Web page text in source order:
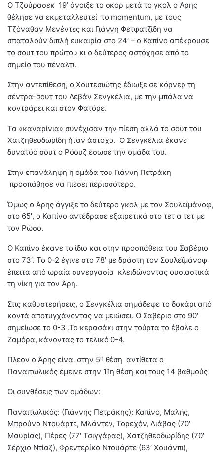
Ο Τζούρασεκ 19’ άνοιξε το σκορ μετά το γκολ ο Άρης
θέλησε να εκμεταλλευτεί το momentum, με τους
Τζόναθαν Μενέντες και Γιάννη Φετφατζίδη να
σπαταλούν διπλή ευκαιρία στο 24′ – ο Καπίνο απέκρουσε
το σουτ του πρώτου κι ο δεύτερος αστόχησε από το
σημείο του πέναλτι.
Στην αντεπίθεση, ο Χουτεσιώτης έδιωξε σε κόρνερ τη
σέντρα-σουτ του Λεβάν Σενγκέλια, με την μπάλα να
κοντράρει και στον Φατόρε.
Τα «καναρίνια» συνέχισαν την πίεση αλλά το σουτ του
Χατζηθεοδωρίδη ήταν άστοχο. Ο Σενγκέλια έκανε
δυνατόo σουτ ο Ρόουζ έσωσε την ομάδα του.
Στην επανάληψη η ομάδα του Γιάννη Πετράκη
προσπάθησε να πιέσει περισσότερο.
Όμως ο Άρης άγγιξε το δεύτερο γκολ με τον Σουλεϊμάνοφ,
στο 65′, ο Καπίνο αντέδρασε εξαιρετικά στο τετ α τετ με
τον Ρώσο.
Ο Καπίνο έκανε το ίδιο και στην προσπάθεια του Σαβέριο
στο 73′. Το 0-2 έγινε στο 78’ με δράστη τον Σουλεϊμάνοφ
έπειτα από ωραία συνεργασία κλειδώνοντας ουσιαστικά
τη νίκη για τον Άρη.
Στις καθυστερήσεις, ο Σενγκέλια σημάδεψε το δοκάρι από
κοντά αποτυγχάνοντας να μειώσει. Ο Σαβέριο στο 90′
σημείωσε το 0-3 .Το κερασάκι στην τούρτα το έβαλε ο
Ζαμόρα, κάνοντας το τελικό 0-4.
Πλεον ο Άρης είναι στην 5η θέση αντίθετα ο
Παναιτωλικός έμεινε στην 11η θέση και τους 14 βαθμούς
Οι συνθέσεις των ομάδων:
Παναιτωλικός: (Γιάννης Πετράκης): Καπίνο, Μαλής,
Μπρούνο Ντουάρτε, Μλάντεν, Τορεχόν, Λιάβας (70′
Μαυρίας), Πέρες (77′ Τσιγγάρας), Χατζηθεοδωρίδης (70′
Σέρχιο Ντίαζ), Φρεντερίκο Ντουάρτε (63′ Χουάνπι),